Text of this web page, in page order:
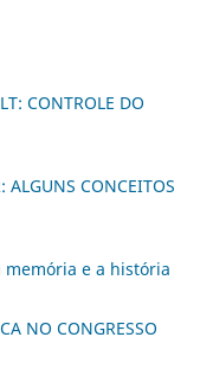
CONTROLE DO
ALGUNS CONCEITOS
memória e a história
NO CONGRESSO